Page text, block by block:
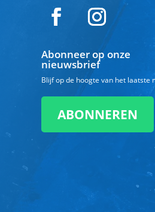
Abonneer op onze
nieuwsbrief
Blijf op de hoogte van het laatste
ABONNEREN